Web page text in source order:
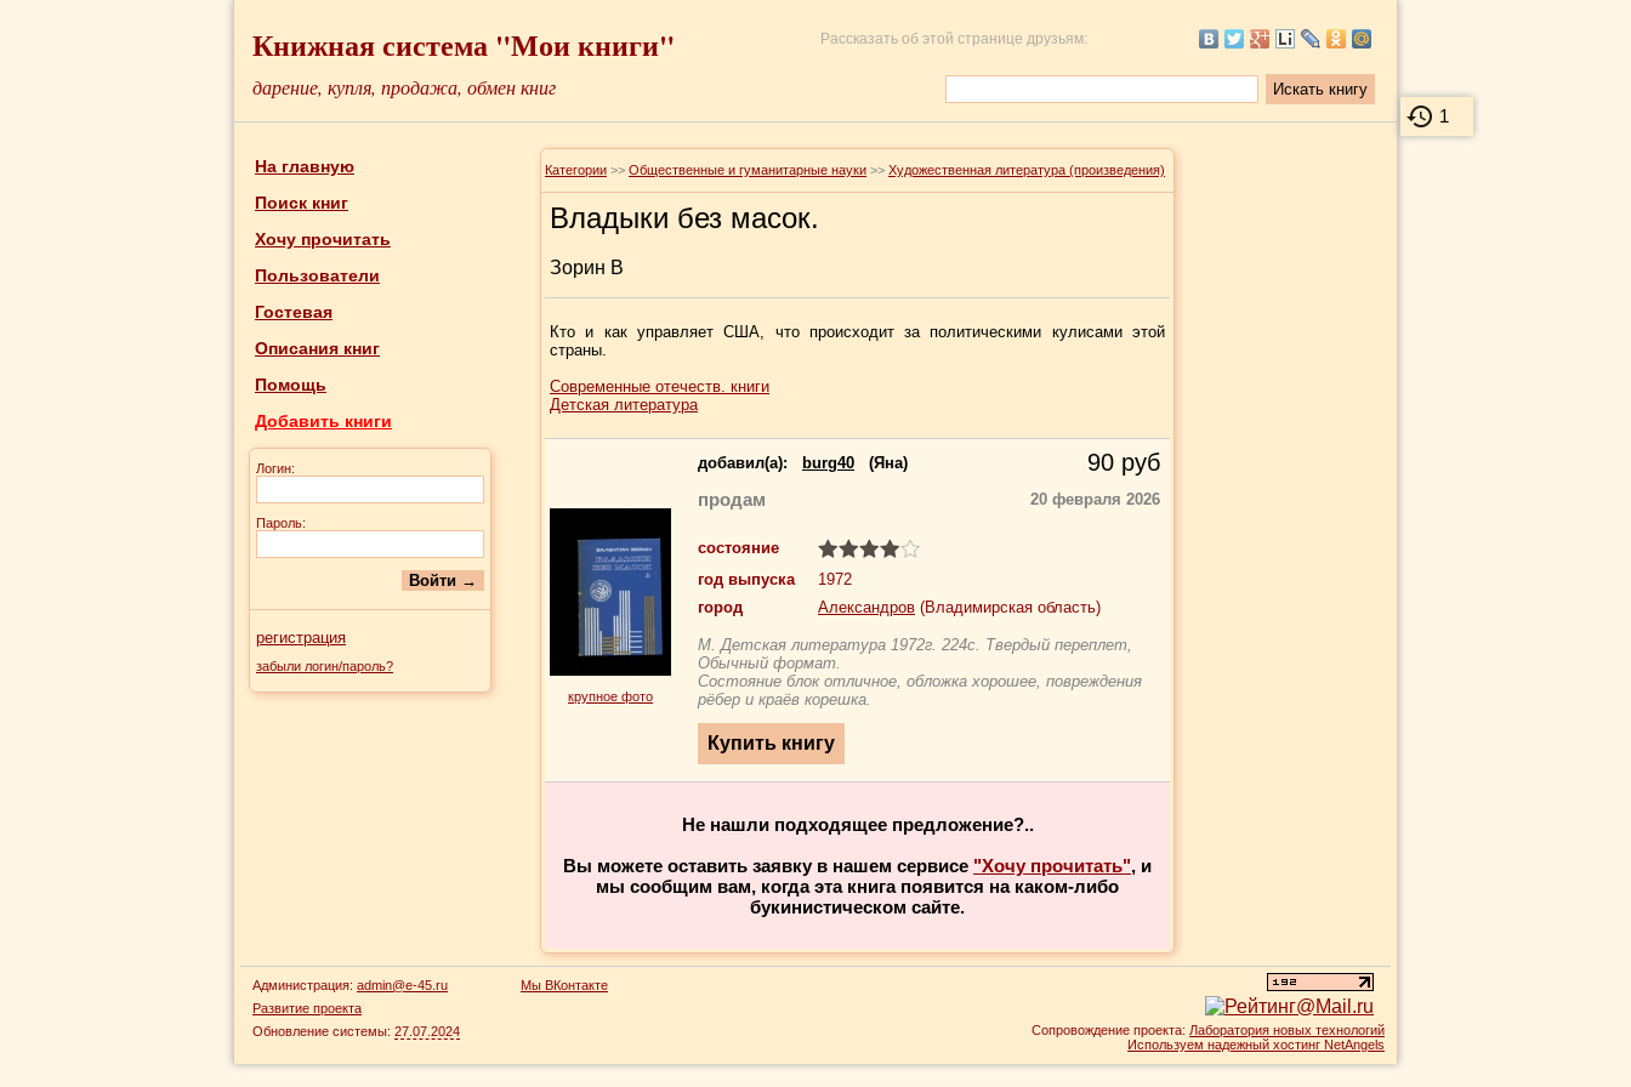
1
Книжная система "Мои книги" Рассказать об этой странице друзьям:
дарение, купля, продажа, обмен книг
На главную
Поиск книг
Хочу прочитать
Пользователи
Гостевая
Описания книг
Помощь
Добавить книги
Логин:
Пароль:
регистрация
забыли логин/пароль?
Категории >> Общественные и гуманитарные науки >> Художественная литература (произведения)
Владыки без масок.
Зорин В
Кто и как управляет США, что происходит за политическими кулисами этой
страны.
Современные отечеств. книги
Детская литература
крупное фото
добавил(a): burg40 (Яна) 90 руб
продам 20 февраля 2026
состояние
год выпуска
1972
город
Александров (Владимирская область)
М. Детская литература 1972г. 224с. Твердый переплет,
Обычный формат.
Состояние блок отличное, обложка хорошее, повреждения
рёбер и краёв корешка.
Не нашли подходящее предложение?..
Вы можете оставить заявку в нашем сервисе "Хочу прочитать", и
мы сообщим вам, когда эта книга появится на каком-либо
букинистическом сайте.
Администрация: admin@e-45.ru
Развитие проекта
Обновление системы: 27.07.2024
Мы ВКонтакте
Сопровождение проекта: Лаборатория новых технологий
Используем надежный хостинг NetAngels